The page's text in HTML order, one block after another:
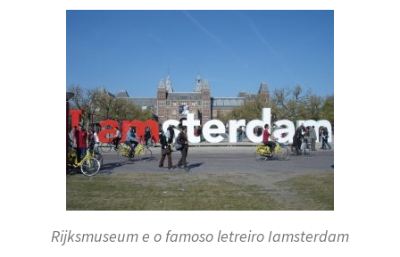
Rijksmuseum e o famoso letreiro Iamsterdam